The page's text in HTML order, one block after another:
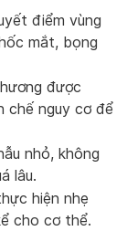
điểm vùng
mắt, bọng
được
chế nguy cơ để
nhỏ, không
lâu.
hiện nhẹ
cho cơ thể.